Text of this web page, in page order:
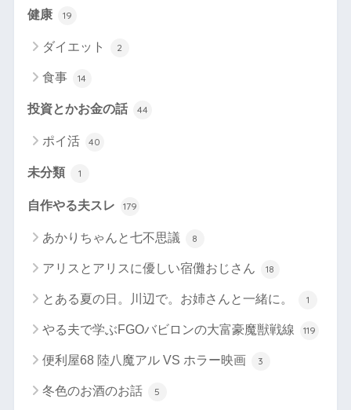
健康 19
ダイエット 2
食事 14
投資とかお金の話 44
ポイ活 40
未分類 1
自作やる夫スレ 179
あかりちゃんと七不思議 8
アリスとアリスに優しい宿儺おじさん 18
とある夏の日。川辺で。お姉さんと一緒に。 1
やる夫で学ぶFGOバビロンの大富豪魔獣戦線 119
便利屋68 陸八魔アル VS ホラー映画 3
冬色のお酒のお話 5